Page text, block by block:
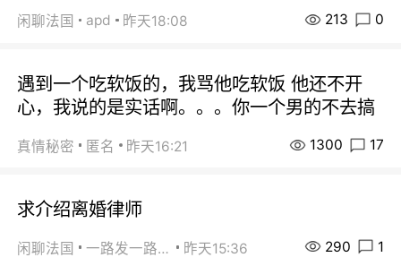
闲聊法国 apd 昨天18:08 213 0
遇到一个吃软饭的，我骂他吃软饭 他还不开
心，我说的是实话啊。。。你一个男的不去搞
真情秘密 匿名 昨天16:21 1300 17
求介绍离婚律师
闲聊法国 一路发一路发 昨天15:36 290 1